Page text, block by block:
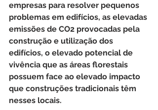
empresas para resolver pequenos
problemas em edifícios, as elevadas
emissões de CO2 provocadas pela
construção e utilização dos
edifícios, o elevado potencial de
vivência que as áreas florestais
possuem face ao elevado impacto
que construções tradicionais têm
nesses locais.